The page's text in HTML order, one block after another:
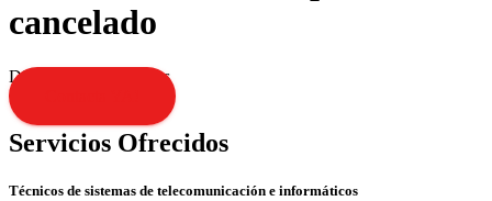
cancelado
Disculpen las molestias
Servicios Ofrecidos
Técnicos de sistemas de telecomunicación e informáticos